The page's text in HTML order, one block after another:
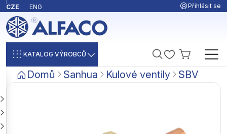
CZE ENG Přihlásit se
KATALOG VÝROBCŮ
Domů Sanhua Kulové ventily SBV